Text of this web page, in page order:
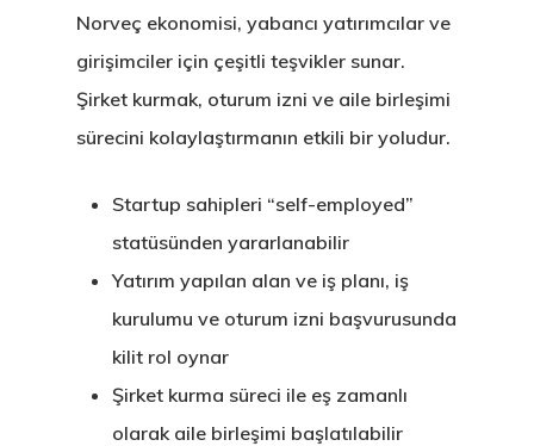
Norveç ekonomisi, yabancı yatırımcılar ve
girişimciler için çeşitli teşvikler sunar.
Şirket kurmak, oturum izni ve aile birleşimi
sürecini kolaylaştırmanın etkili bir yoludur.
Startup sahipleri “self-employed”
statüsünden yararlanabilir
Yatırım yapılan alan ve iş planı, iş
kurulumu ve oturum izni başvurusunda
kilit rol oynar
Şirket kurma süreci ile eş zamanlı
olarak aile birleşimi başlatılabilir